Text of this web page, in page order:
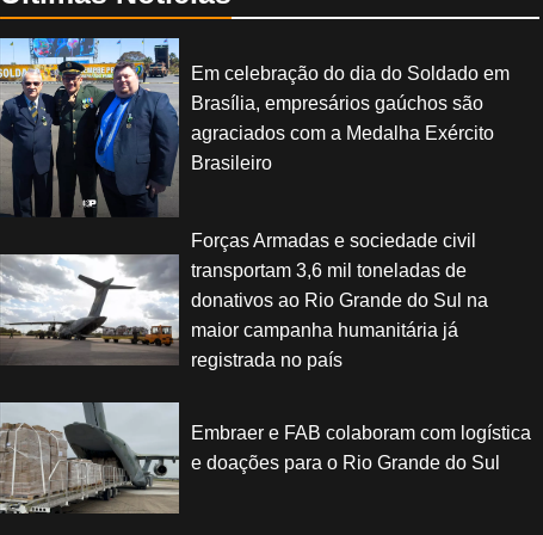
Em celebração do dia do Soldado em
Brasília, empresários gaúchos são
agraciados com a Medalha Exército
Brasileiro
Forças Armadas e sociedade civil
transportam 3,6 mil toneladas de
donativos ao Rio Grande do Sul na
maior campanha humanitária já
registrada no país
Embraer e FAB colaboram com logística
e doações para o Rio Grande do Sul